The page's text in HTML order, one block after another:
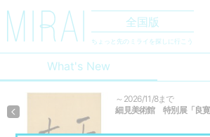
全国版
ちょっと先のミライを探しに行こう
What's New
～2026/11/8まで
細見美術館 特別展「良寛
Previous